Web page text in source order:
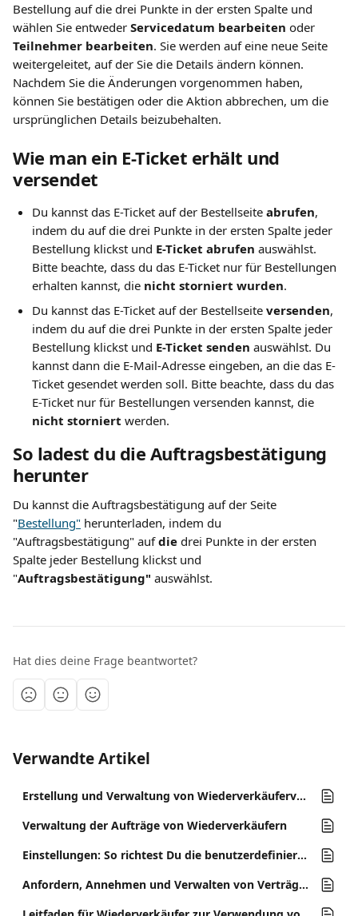
Bestellung auf die drei Punkte in der ersten Spalte und
wählen Sie entweder Servicedatum bearbeiten oder
Teilnehmer bearbeiten. Sie werden auf eine neue Seite
weitergeleitet, auf der Sie die Details ändern können.
Nachdem Sie die Änderungen vorgenommen haben,
können Sie bestätigen oder die Aktion abbrechen, um die
ursprünglichen Details beizubehalten.
Wie man ein E-Ticket erhält und
versendet
Du kannst das E-Ticket auf der Bestellseite abrufen,
indem du auf die drei Punkte in der ersten Spalte jeder
Bestellung klickst und E-Ticket abrufen auswählst.
Bitte beachte, dass du das E-Ticket nur für Bestellungen
erhalten kannst, die nicht storniert wurden.
Du kannst das E-Ticket auf der Bestellseite versenden,
indem du auf die drei Punkte in der ersten Spalte jeder
Bestellung klickst und E-Ticket senden auswählst. Du
kannst dann die E-Mail-Adresse eingeben, an die das E-
Ticket gesendet werden soll. Bitte beachte, dass du das
E-Ticket nur für Bestellungen versenden kannst, die
nicht storniert werden.
So ladest du die Auftragsbestätigung
herunter
Du kannst die Auftragsbestätigung auf der Seite
"Bestellung" herunterladen, indem du
"Auftragsbestätigung" auf die drei Punkte in der ersten
Spalte jeder Bestellung klickst und
"Auftragsbestätigung" auswählst.
Hat dies deine Frage beantwortet?
Verwandte Artikel
Erstellung und Verwaltung von Wiederverkäuferverträgen
Verwaltung der Aufträge von Wiederverkäufern
Einstellungen: So richtest Du die benutzerdefinierten Felder von Bestellungen ein
Anfordern, Annehmen und Verwalten von Verträgen mit Anbietern